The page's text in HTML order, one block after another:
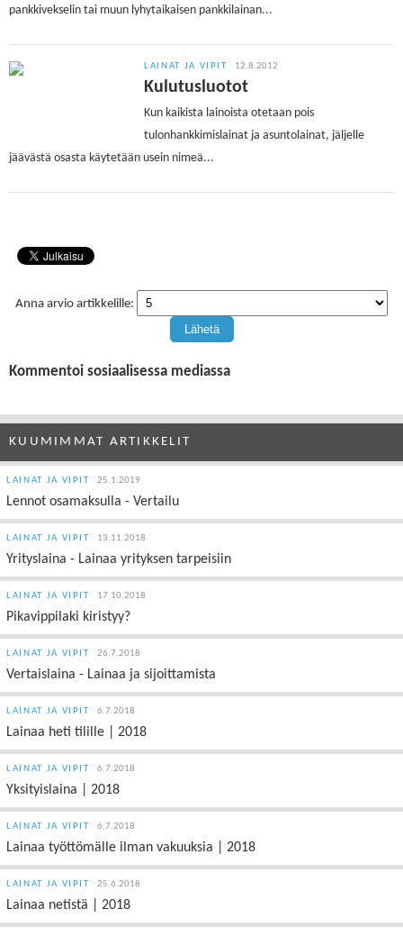
pankkivekselin tai muun lyhytaikaisen pankkilainan...
LAINAT JA VIPIT 12.8.2012
Kulutusluotot
Kun kaikista lainoista otetaan pois
tulonhankkimislainat ja asuntolainat, jäljelle
jäävästä osasta käytetään usein nimeä...
Anna arvio artikkelille:
Kommentoi sosiaalisessa mediassa
KUUMIMMAT ARTIKKELIT
LAINAT JA VIPIT 25.1.2019
Lennot osamaksulla - Vertailu
LAINAT JA VIPIT 13.11.2018
Yrityslaina - Lainaa yrityksen tarpeisiin
LAINAT JA VIPIT 17.10.2018
Pikavippilaki kiristyy?
LAINAT JA VIPIT 26.7.2018
Vertaislaina - Lainaa ja sijoittamista
LAINAT JA VIPIT 6.7.2018
Lainaa heti tilille | 2018
LAINAT JA VIPIT 6.7.2018
Yksityislaina | 2018
LAINAT JA VIPIT 6.7.2018
Lainaa työttömälle ilman vakuuksia | 2018
LAINAT JA VIPIT 25.6.2018
Lainaa netistä | 2018